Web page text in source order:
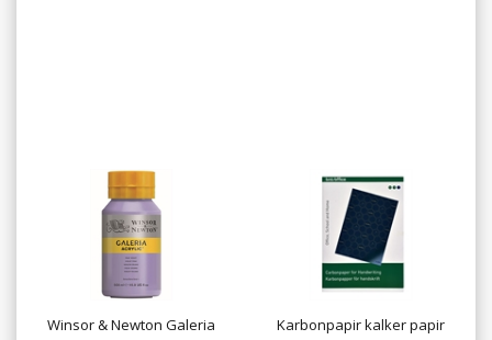
Winsor & Newton Galeria
Karbonpapir kalker papir